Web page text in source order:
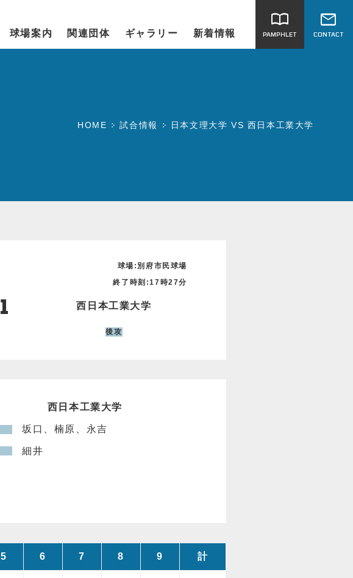
球場案内 関連団体 ギャラリー 新着情報
import_contacts
PAMPHLET
mail
CONTACT
HOME 試合情報 日本文理大学 VS 西日本工業大学
球場:別府市民球場
終了時刻:17時27分
1 西日本工業大学
後攻
西日本工業大学
坂口、楠原、永吉
細井
5 6 7 8 9 計